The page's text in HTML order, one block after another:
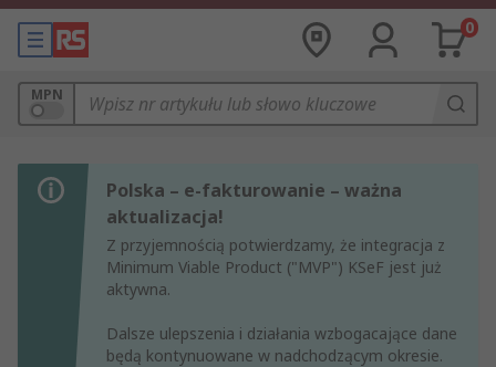
0
MPN
Polska – e-fakturowanie – ważna
aktualizacja!
Z przyjemnością potwierdzamy, że integracja z
Minimum Viable Product ("MVP") KSeF jest już
aktywna.
Dalsze ulepszenia i działania wzbogacające dane
będą kontynuowane w nadchodzącym okresie.